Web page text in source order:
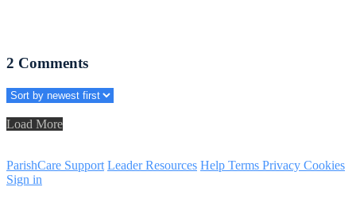
2 Comments
Load More
ParishCare Support Leader Resources Help Terms Privacy Cookies
Sign in